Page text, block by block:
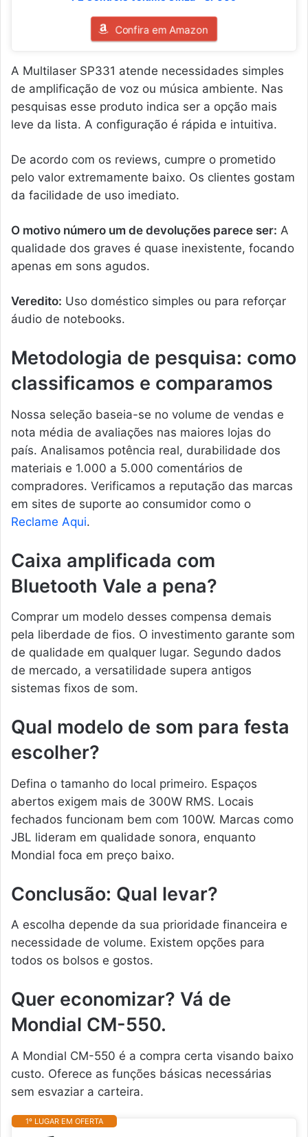
Confira em Amazon
A Multilaser SP331 atende necessidades simples
de amplificação de voz ou música ambiente. Nas
pesquisas esse produto indica ser a opção mais
leve da lista. A configuração é rápida e intuitiva.
De acordo com os reviews, cumpre o prometido
pelo valor extremamente baixo. Os clientes gostam
da facilidade de uso imediato.
O motivo número um de devoluções parece ser: A
qualidade dos graves é quase inexistente, focando
apenas em sons agudos.
Veredito: Uso doméstico simples ou para reforçar
áudio de notebooks.
Metodologia de pesquisa: como
classificamos e comparamos
Nossa seleção baseia-se no volume de vendas e
nota média de avaliações nas maiores lojas do
país. Analisamos potência real, durabilidade dos
materiais e 1.000 a 5.000 comentários de
compradores. Verificamos a reputação das marcas
em sites de suporte ao consumidor como o
Reclame Aqui.
Caixa amplificada com
Bluetooth Vale a pena?
Comprar um modelo desses compensa demais
pela liberdade de fios. O investimento garante som
de qualidade em qualquer lugar. Segundo dados
de mercado, a versatilidade supera antigos
sistemas fixos de som.
Qual modelo de som para festa
escolher?
Defina o tamanho do local primeiro. Espaços
abertos exigem mais de 300W RMS. Locais
fechados funcionam bem com 100W. Marcas como
JBL lideram em qualidade sonora, enquanto
Mondial foca em preço baixo.
Conclusão: Qual levar?
A escolha depende da sua prioridade financeira e
necessidade de volume. Existem opções para
todos os bolsos e gostos.
Quer economizar? Vá de
Mondial CM-550.
A Mondial CM-550 é a compra certa visando baixo
custo. Oferece as funções básicas necessárias
sem esvaziar a carteira.
1º LUGAR EM OFERTA